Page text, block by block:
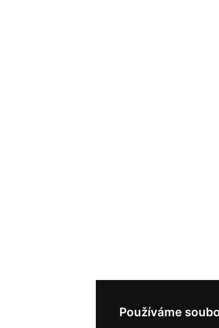
Používáme